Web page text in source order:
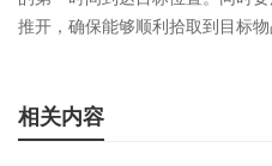
推开，确保能够顺利拾取到目标物
相关内容